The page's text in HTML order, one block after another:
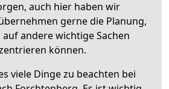
auch hier haben wir
gerne die Planung,
auf andere wichtige Sachen
können.
viele Dinge zu beachten bei